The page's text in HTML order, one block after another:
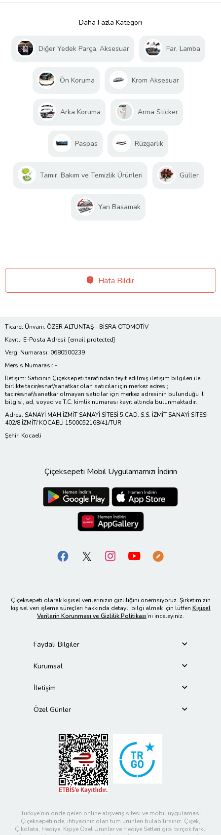
Daha Fazla Kategori
Diğer Yedek Parça, Aksesuar Far, Lamba
Ön Koruma Krom Aksesuar
Arka Koruma Arma Sticker
Paspas Rüzgarlık
Tamir, Bakım ve Temizlik Ürünleri Güller
Yan Basamak
Hata Bildir
Ticaret Ünvanı: ÖZER ALTUNTAŞ - BİSRA OTOMOTİV
Kayıtlı E-Posta Adresi: [email protected]
Vergi Numarası: 0680500239
Mersis Numarası: -
İletişim: Satıcının Çiçeksepeti tarafından teyit edilmiş iletişim bilgileri ile
birlikte tacir/esnaf/sanatkar olan satıcılar için merkez adresi;
tacir/esnaf/sanatkar olmayan satıcılar için merkez adresinin bulunduğu il
bilgisi, ad, soyad ve T.C. kimlik numarası kayıt altında bulunmaktadır.
Adres: SANAYİ MAH.İZMİT SANAYİ SİTESİ 5.CAD. S.S. İZMİT SANAYİ SİTESİ
402/8 İZMİT/ KOCAELİ 1500052168/41/TUR
Şehir: Kocaeli
Çiçeksepeti Mobil Uygulamamızı İndirin
Çiçeksepeti olarak kişisel verilerinizin gizliliğini önemsiyoruz. Şirketimizin
kişisel veri işleme süreçleri hakkında detaylı bilgi almak için lütfen Kişisel
Verilerin Korunması ve Gizlilik Politikası’nı inceleyiniz.
Faydalı Bilgiler
Kurumsal
İletişim
Özel Günler
Türkiye’nin önde gelen online alışveriş sitesi ve mobil uygulaması
Çiçeksepeti’nde, ihtiyacınız olan tüm ürünleri bulabilirsiniz. Çiçek,
Çikolata, Hediye, Kişiye Özel Ürünler ve Hediye Setleri gibi birçok farklı